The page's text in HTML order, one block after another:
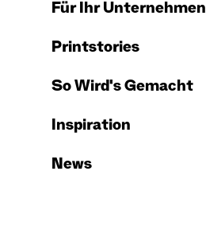
Für Ihr Unternehmen
Printstories
So Wird's Gemacht
Inspiration
News